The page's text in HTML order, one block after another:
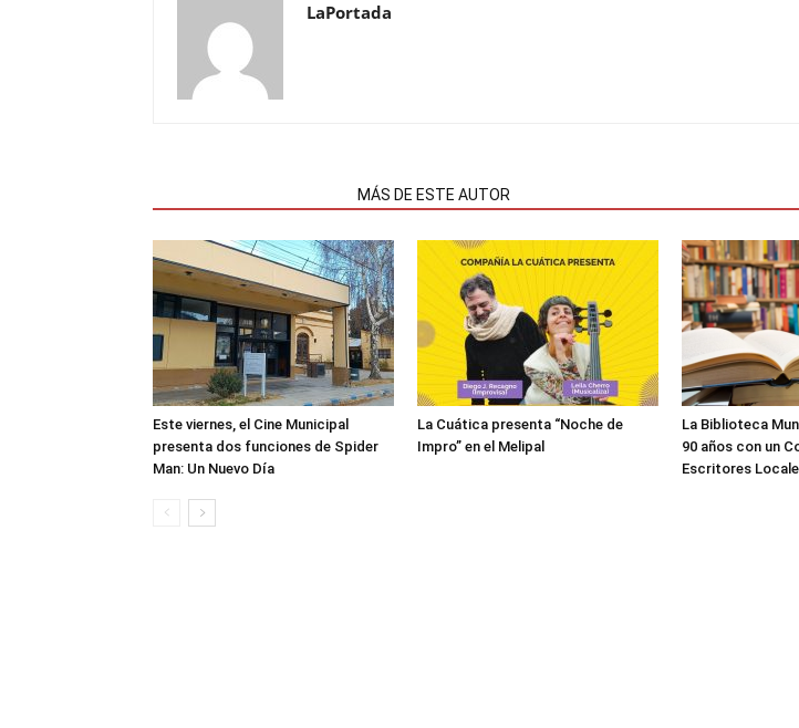
LaPortada
MÁS DE ESTE AUTOR
Este viernes, el Cine Municipal
presenta dos funciones de Spider
Man: Un Nuevo Día
La Cuática presenta “Noche de
Impro” en el Melipal
La Biblioteca
90 años con un
Escritores